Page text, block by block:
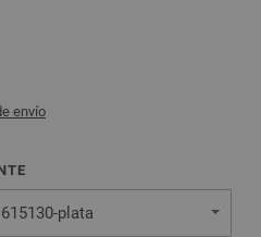
envío
615130-plata